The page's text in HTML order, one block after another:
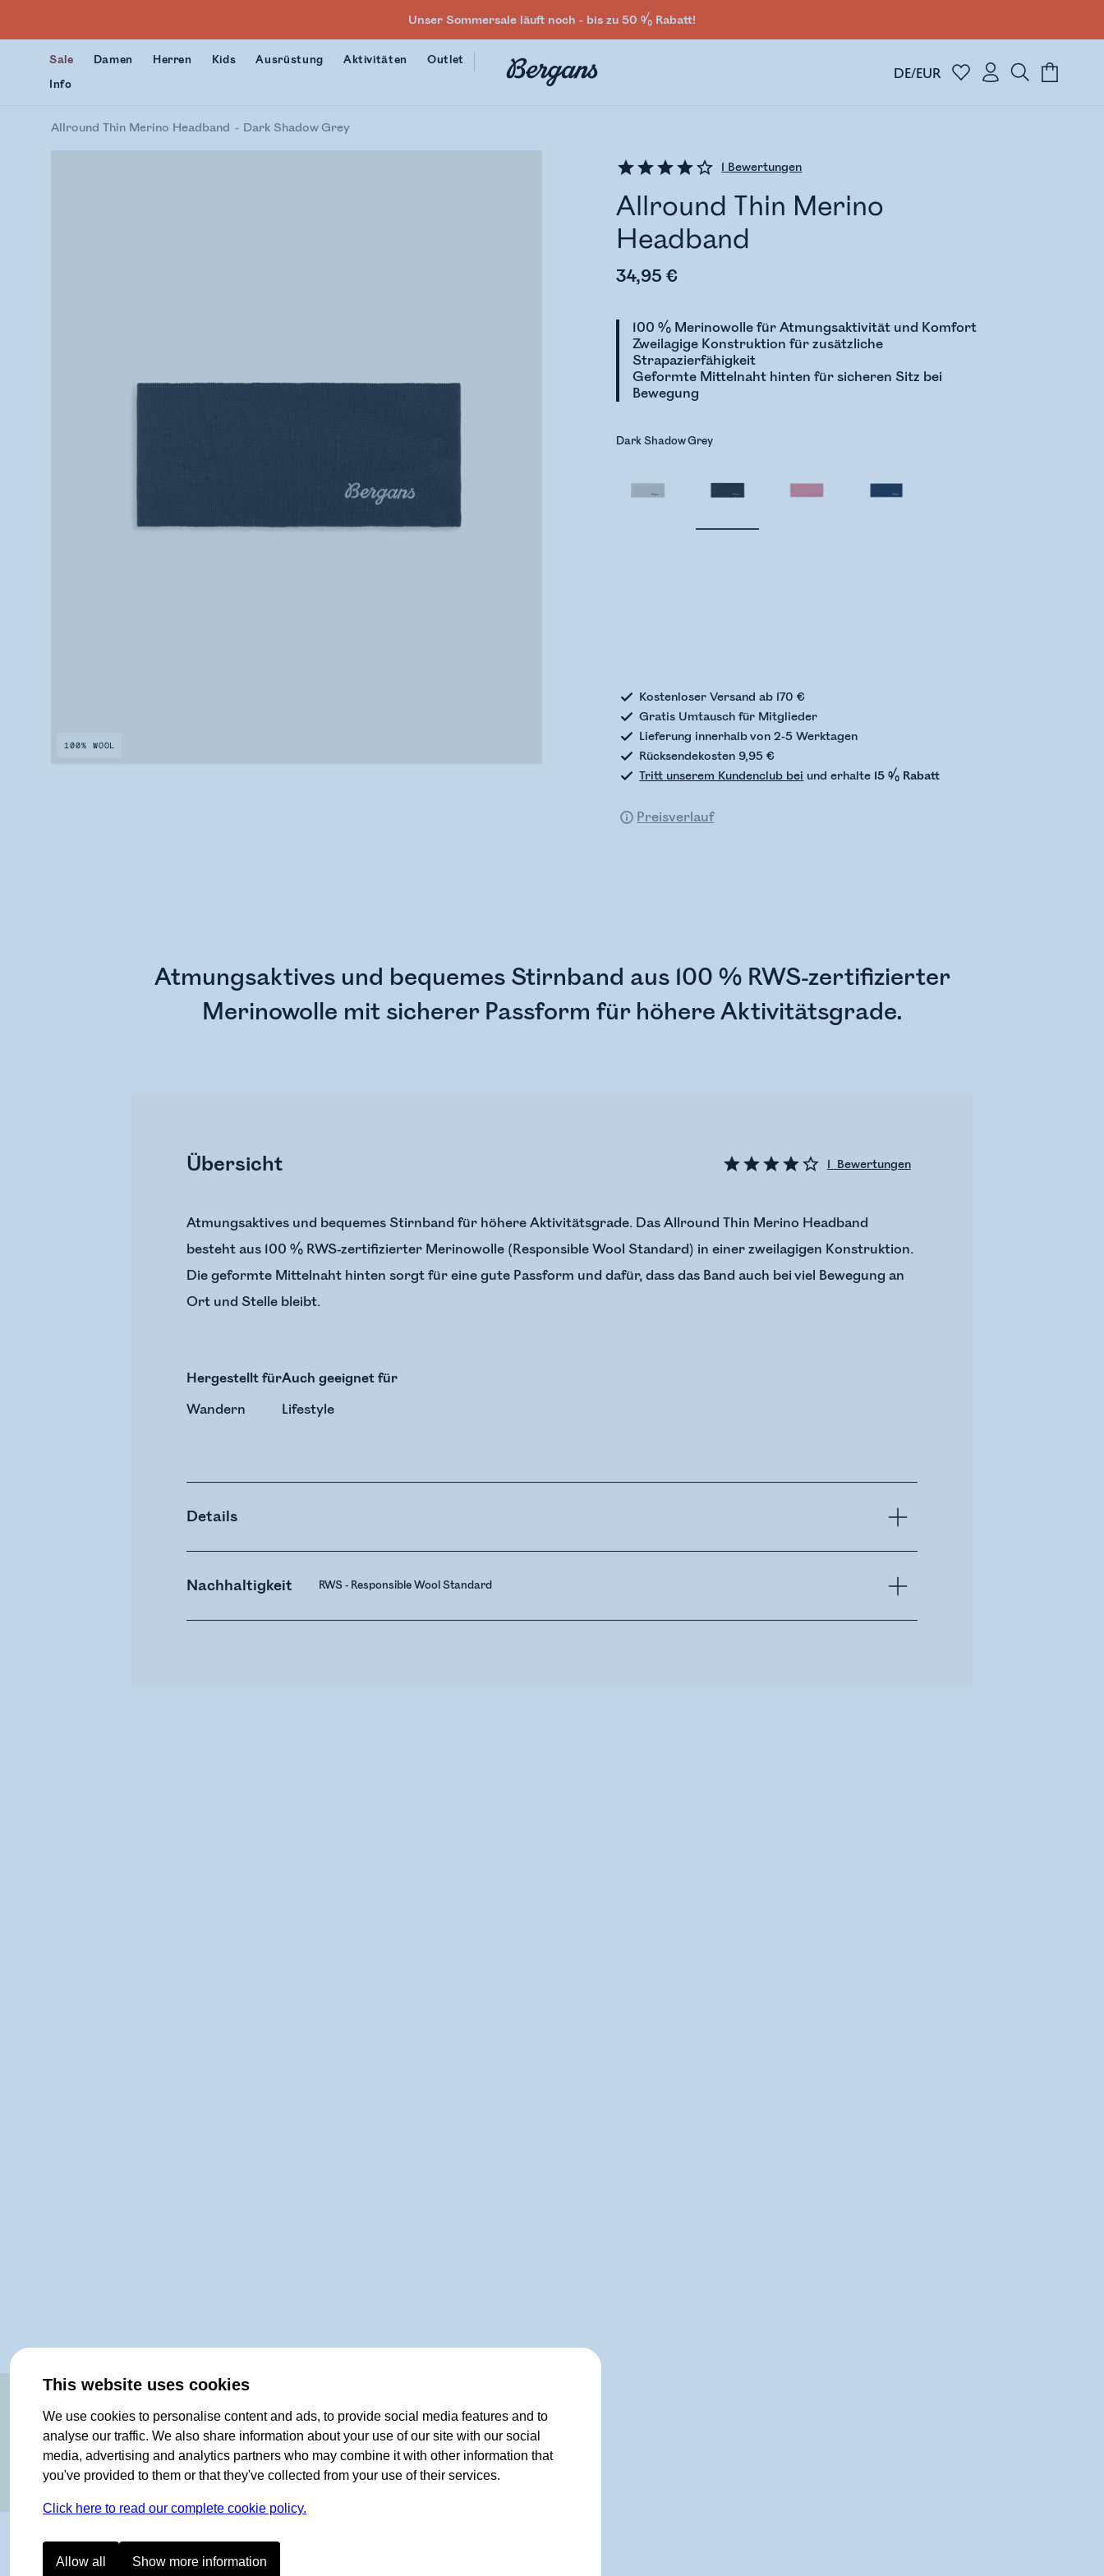
This website uses cookies
We use cookies to personalise content and ads, to provide social media features and to
analyse our traffic. We also share information about your use of our site with our social
media, advertising and analytics partners who may combine it with other information that
you've provided to them or that they've collected from your use of their services.
Click here to read our complete cookie policy.
Allow all Show more information
Unser Sommersale läuft noch - bis zu 50 % Rabatt!
Sale Damen Herren Kids Ausrüstung Aktivitäten
Outlet
Info
DE/EUR
Allround Thin Merino Headband Dark Shadow Grey
100% WOOL
1 Bewertungen
Allround Thin Merino
Headband
34,95 €
100 % Merinowolle für Atmungsaktivität und Komfort
Zweilagige Konstruktion für zusätzliche
Strapazierfähigkeit
Geformte Mittelnaht hinten für sicheren Sitz bei
Bewegung
Dark Shadow Grey
Kostenloser Versand ab 170 €
Gratis Umtausch für Mitglieder
Lieferung innerhalb von 2-5 Werktagen
Rücksendekosten 9,95 €
Tritt unserem Kundenclub bei und erhalte 15 % Rabatt
Preisverlauf
Atmungsaktives und bequemes Stirnband aus 100 % RWS-zertifizierter
Merinowolle mit sicherer Passform für höhere Aktivitätsgrade.
Übersicht 1 Bewertungen
Atmungsaktives und bequemes Stirnband für höhere Aktivitätsgrade. Das Allround Thin Merino Headband
besteht aus 100 % RWS-zertifizierter Merinowolle (Responsible Wool Standard) in einer zweilagigen Konstruktion.
Die geformte Mittelnaht hinten sorgt für eine gute Passform und dafür, dass das Band auch bei viel Bewegung an
Ort und Stelle bleibt.
Hergestellt für
Wandern
Auch geeignet für
Lifestyle
Details
Nachhaltigkeit RWS - Responsible Wool Standard